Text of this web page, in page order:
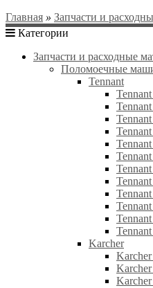
Главная » Запчасти и
Категории
Запчасти и расходные
Поломоечные
Tennant
Karcher